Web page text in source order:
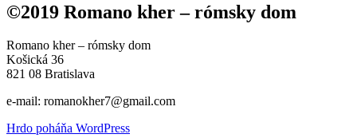
©2019 Romano kher – rómsky dom
Romano kher – rómsky dom
Košická 36
821 08 Bratislava
e-mail: romanokher7@gmail.com
Hrdo poháňa WordPress